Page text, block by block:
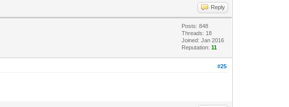
Reply
Posts: 848
Threads: 18
Joined: Jan 2016
Reputation:11
#25